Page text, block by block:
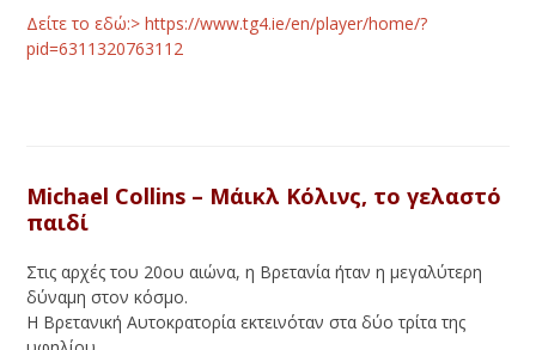
Δείτε το εδώ:> https://www.tg4.ie/en/player/home/?
pid=6311320763112
Michael Collins – Μάικλ Κόλινς, το γελαστό
παιδί
Στις αρχές του 20ου αιώνα, η Βρετανία ήταν η μεγαλύτερη
δύναμη στον κόσμο.
Η Βρετανική Αυτοκρατορία εκτεινόταν στα δύο τρίτα της